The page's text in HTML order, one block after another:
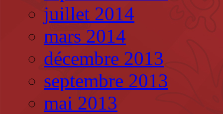
juillet 2014
mars 2014
décembre 2013
septembre 2013
mai 2013